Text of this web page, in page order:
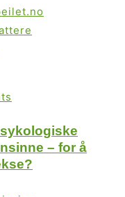
– for å